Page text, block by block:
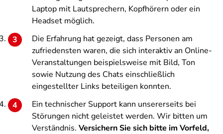
Laptop mit Lautsprechern, Kopfhörern oder ein
Headset möglich.
Die Erfahrung hat gezeigt, dass Personen am
zufriedensten waren, die sich interaktiv an Online-
Veranstaltungen beispielsweise mit Bild, Ton
sowie Nutzung des Chats einschließlich
eingestellter Links beteiligen konnten.
Ein technischer Support kann unsererseits bei
Störungen nicht geleistet werden. Wir bitten um
Verständnis. Versichern Sie sich bitte im Vorfeld,